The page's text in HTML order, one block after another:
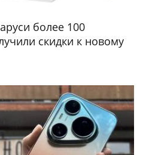
более 100
скидки к новому